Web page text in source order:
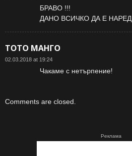
БРАВО !!!
ДАНО ВСИЧКО ДА Е НАРЕД
ТОТО МАНГО
02.03.2018 at 19:24
Чакаме с нетърпение!
Comments are closed.
Реклама